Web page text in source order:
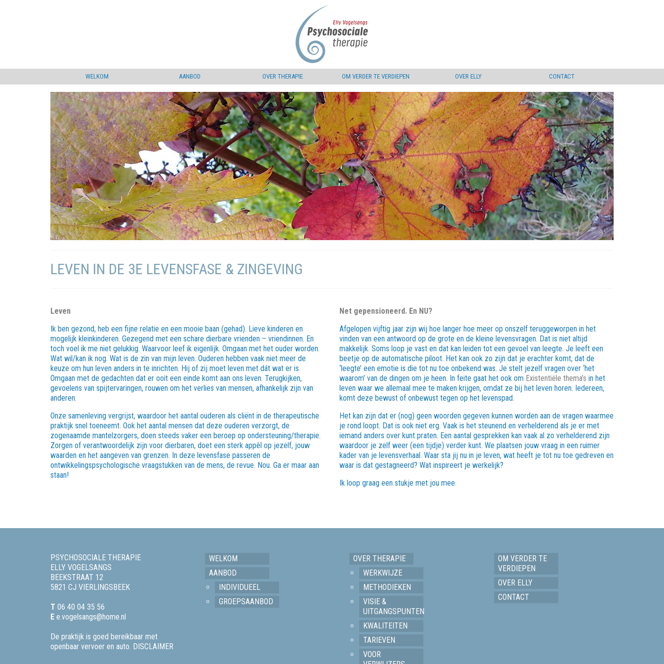
WELKOM AANBOD OVER THERAPIE OM VERDER TE VERDIEPEN OVER ELLY CONTACT
LEVEN IN DE 3E LEVENSFASE & ZINGEVING
Leven
Ik ben gezond, heb een fijne relatie en een mooie baan (gehad). Lieve kinderen en
mogelijk kleinkinderen. Gezegend met een schare dierbare vrienden – vriendinnen. En
toch voel ik me niet gelukkig. Waarvoor leef ik eigenlijk. Omgaan met het ouder worden.
Wat wil/kan ik nog. Wat is de zin van mijn leven. Ouderen hebben vaak niet meer de
keuze om hun leven anders in te inrichten. Hij of zij moet leven met dát wat er is.
Omgaan met de gedachten dat er ooit een einde komt aan ons leven. Terugkijken,
gevoelens van spijtervaringen, rouwen om het verlies van mensen, afhankelijk zijn van
anderen.
Onze samenleving vergrijst, waardoor het aantal ouderen als cliënt in de therapeutische
praktijk snel toeneemt. Ook het aantal mensen dat deze ouderen verzorgt, de
zogenaamde mantelzorgers, doen steeds vaker een beroep op ondersteuning/therapie.
Zorgen of verantwoordelijk zijn voor dierbaren, doet een sterk appèl op jezelf, jouw
waarden en het aangeven van grenzen. In deze levensfase passeren de
ontwikkelingspsychologische vraagstukken van de mens, de revue. Nou. Ga er maar aan
staan!
Net gepensioneerd. En NU?
Afgelopen vijftig jaar zijn wij hoe langer hoe meer op onszelf teruggeworpen in het
vinden van een antwoord op de grote en de kleine levensvragen. Dat is niet altijd
makkelijk. Soms loop je vast en dat kan leiden tot een gevoel van leegte. Je leeft een
beetje op de automatische piloot. Het kan ook zo zijn dat je erachter komt, dat de
‘leegte’ een emotie is die tot nu toe onbekend was. Je stelt jezelf vragen over ‘het
waarom’ van de dingen om je heen. In feite gaat het ook om Existentiële thema’s in het
leven waar we allemaal mee te maken krijgen, omdat ze bij het leven horen. Iedereen,
komt deze bewust of onbewust tegen op het levenspad.
Het kan zijn dat er (nog) geen woorden gegeven kunnen worden aan de vragen waarmee
je rond loopt. Dat is ook niet erg. Vaak is het steunend en verhelderend als je er met
iemand anders over kunt praten. Een aantal gesprekken kan vaak al zo verhelderend zijn
waardoor je zelf weer (een tijdje) verder kunt. We plaatsen jouw vraag in een ruimer
kader van je levensverhaal. Waar sta jij nu in je leven, wat heeft je tot nu toe gedreven en
waar is dat gestagneerd? Wat inspireert je werkelijk?
Ik loop graag een stukje met jou mee.
PSYCHOSOCIALE THERAPIE
ELLY VOGELSANGS
BEEKSTRAAT 12
5821 CJ VIERLINGSBEEK
T 06 40 04 35 56
E e.vogelsangs@home.nl
De praktijk is goed bereikbaar met
openbaar vervoer en auto. DISCLAIMER
WELKOM
AANBOD
INDIVIDUEEL
GROEPSAANBOD
OVER THERAPIE
WERKWIJZE
METHODIEKEN
VISIE &
UITGANGSPUNTEN
KWALITEITEN
TARIEVEN
VOOR
OM VERDER TE
VERDIEPEN
OVER ELLY
CONTACT